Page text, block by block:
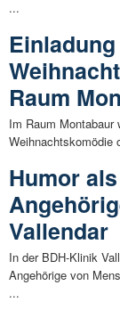
...
Raum
Im Raum Montabaur
Weihnachtskomödie
Humor
Vallendar
In der BDH-Klinik
Angehörige von
...